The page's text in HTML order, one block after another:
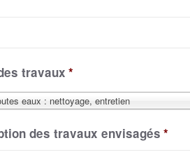
travaux *
eaux : nettoyage, entretien
des travaux envisagés *